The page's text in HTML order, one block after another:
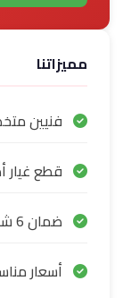
مميزاتنا
فنيين
قطع غيار
ضمان 6 شهور
أسعار